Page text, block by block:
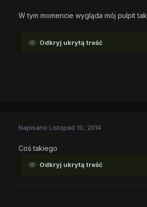
W tym momencie wygląda mój pulpit tak
Odkryj ukrytą treść
Napisano Listopad 10, 2014
Coś takiego
Odkryj ukrytą treść